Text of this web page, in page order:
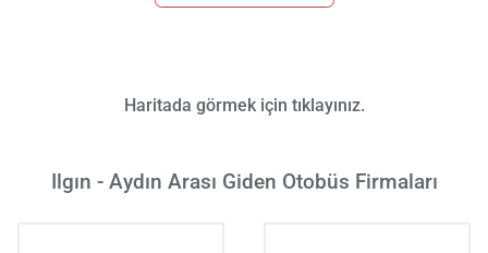
Haritada görmek için tıklayınız.
Ilgın - Aydın Arası Giden Otobüs Firmaları